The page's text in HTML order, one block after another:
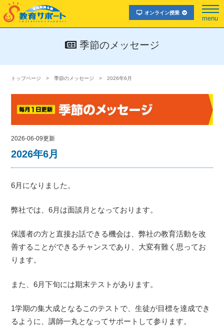
オンライン授業
menu
季節のメッセージ
トップページ 季節のメッセージ 2026年6月
2026-06-09更新
2026年6月
6月になりました。
弊社では、6月は面談月となっております。
保護者の方と直接お話できる機会は、弊社の教育活動を改
善することができるチャンスであり、大変有難く思ってお
ります。
また、6月下旬には期末テストがあります。
1学期の集大成となるこのテストで、生徒が目標を達成でき
るように、講師一丸となってサポートして参ります。